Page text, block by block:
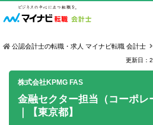
公認会計士の転職・求人 マイナビ転職 会計士
更新日：
株式会社KPMG FAS
金融セクター担当（コーポレ
｜【東京都】